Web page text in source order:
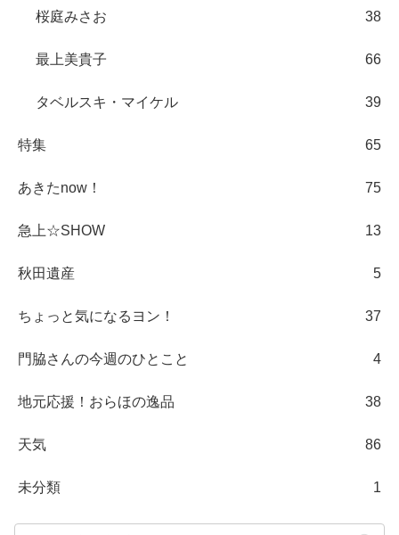
桜庭みさお 38
最上美貴子 66
タベルスキ・マイケル 39
特集 65
あきたnow！ 75
急上☆SHOW 13
秋田遺産 5
ちょっと気になるヨン！ 37
門脇さんの今週のひとこと 4
地元応援！おらほの逸品 38
天気 86
未分類 1